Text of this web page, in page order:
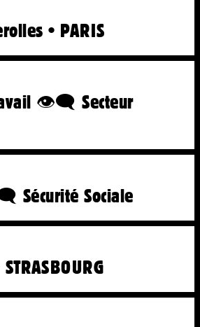
• PARIS
👁️‍🗨️ Secteur
Sécurité Sociale